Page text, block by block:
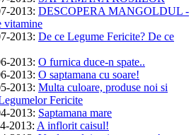
2013: DESCOPERA MANGOLDUL -
vitamine
2013: De ce Legume Fericite? De ce
2013: O furnica duce-n spate..
2013: O saptamana cu soare!
2013: Multa culoare, produse noi si
Fericite
2013: Saptamana mare
2013: A inflorit caisul!